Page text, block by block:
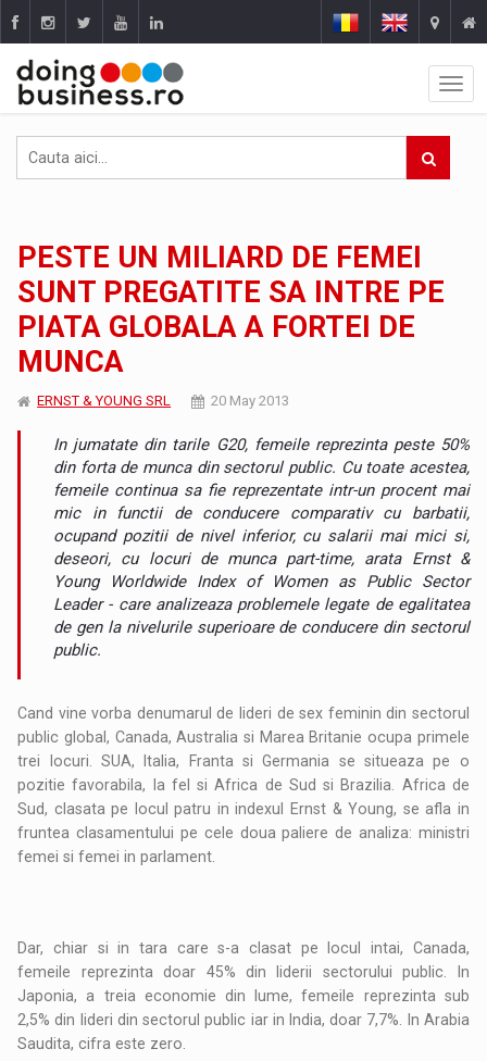
PESTE UN MILIARD DE FEMEI
SUNT PREGATITE SA INTRE PE
PIATA GLOBALA A FORTEI DE
MUNCA
ERNST & YOUNG SRL 20 May 2013
In jumatate din tarile G20, femeile reprezinta peste 50%
din forta de munca din sectorul public. Cu toate acestea,
femeile continua sa fie reprezentate intr-un procent mai
mic in functii de conducere comparativ cu barbatii,
ocupand pozitii de nivel inferior, cu salarii mai mici si,
deseori, cu locuri de munca part-time, arata Ernst &
Young Worldwide Index of Women as Public Sector
Leader - care analizeaza problemele legate de egalitatea
de gen la nivelurile superioare de conducere din sectorul
public.
Cand vine vorba denumarul de lideri de sex feminin din sectorul
public global, Canada, Australia si Marea Britanie ocupa primele
trei locuri. SUA, Italia, Franta si Germania se situeaza pe o
pozitie favorabila, la fel si Africa de Sud si Brazilia. Africa de
Sud, clasata pe locul patru in indexul Ernst & Young, se afla in
fruntea clasamentului pe cele doua paliere de analiza: ministri
femei si femei in parlament.
Dar, chiar si in tara care s-a clasat pe locul intai, Canada,
femeile reprezinta doar 45% din liderii sectorului public. In
Japonia, a treia economie din lume, femeile reprezinta sub
2,5% din lideri din sectorul public iar in India, doar 7,7%. In Arabia
Saudita, cifra este zero.